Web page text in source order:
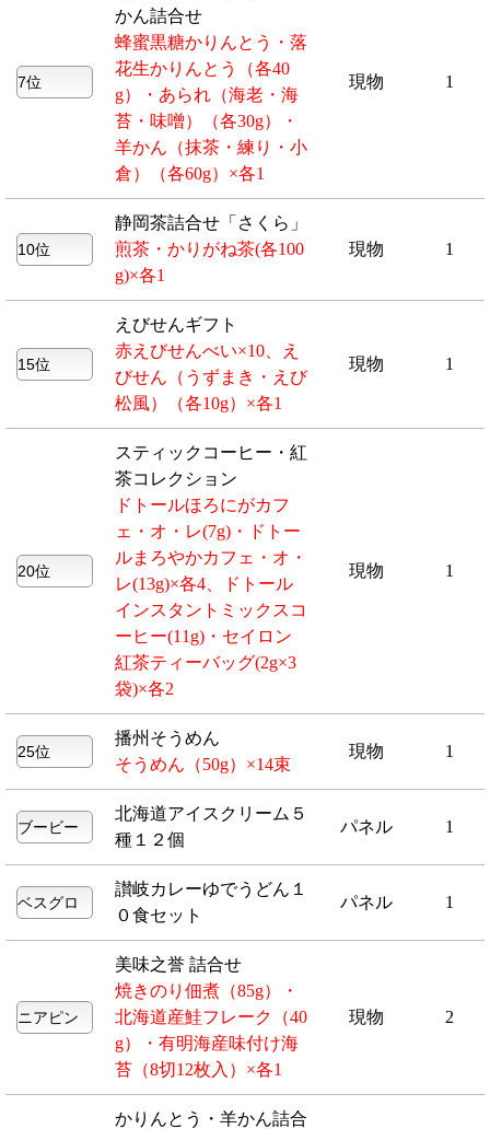
かん詰合せ
蜂蜜黒糖かりんとう・落
花生かりんとう（各40
g）・あられ（海老・海
苔・味噌）（各30g）・
羊かん（抹茶・練り・小
倉）（各60g）×各1
現物 1
静岡茶詰合せ「さくら」
煎茶・かりがね茶(各100
g)×各1
現物 1
えびせんギフト
赤えびせんべい×10、え
びせん（うずまき・えび
松風）（各10g）×各1
現物 1
スティックコーヒー・紅
茶コレクション
ドトールほろにがカフ
ェ・オ・レ(7g)・ドトー
ルまろやかカフェ・オ・
レ(13g)×各4、ドトール
インスタントミックスコ
ーヒー(11g)・セイロン
紅茶ティーバッグ(2g×3
袋)×各2
現物 1
播州そうめん
そうめん（50g）×14束
現物 1
北海道アイスクリーム５
種１２個
パネル 1
讃岐カレーゆでうどん１
０食セット
パネル 1
美味之誉 詰合せ
焼きのり佃煮（85g）・
北海道産鮭フレーク（40
g）・有明海産味付け海
苔（8切12枚入）×各1
現物 2
かりんとう・羊かん詰合